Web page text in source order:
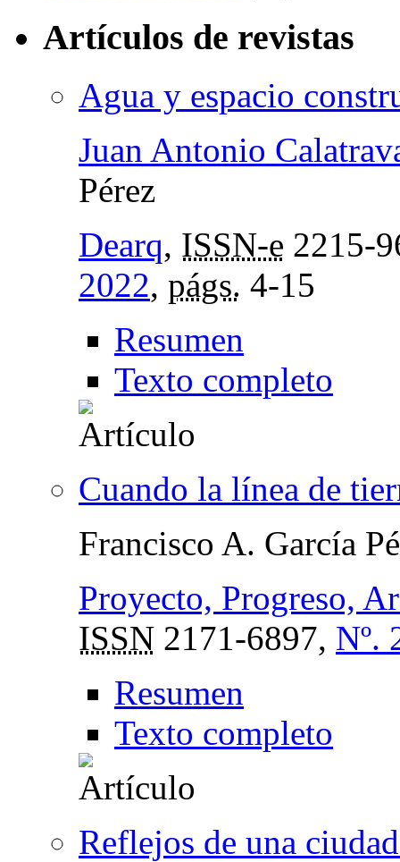
Artículos de revistas
Agua y espacio
Juan Antonio
Pérez
Dearq, ISSN-e 2215-
2022, págs. 4-15
Resumen
Texto completo
Cuando la línea de
Francisco A. García
Proyecto, Progreso,
ISSN 2171-6897, Nº.
Resumen
Texto completo
Reflejos de una